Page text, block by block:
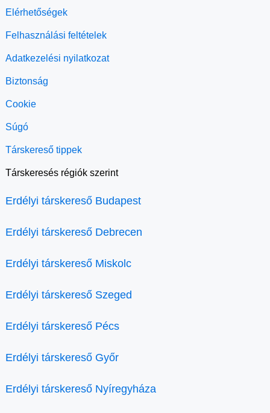
Elérhetőségek
Felhasználási feltételek
Adatkezelési nyilatkozat
Biztonság
Cookie
Súgó
Társkereső tippek
Társkeresés régiók szerint
Erdélyi társkereső Budapest
Erdélyi társkereső Debrecen
Erdélyi társkereső Miskolc
Erdélyi társkereső Szeged
Erdélyi társkereső Pécs
Erdélyi társkereső Győr
Erdélyi társkereső Nyíregyháza